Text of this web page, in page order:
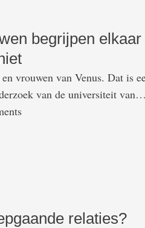
begrijpen elkaar
vrouwen van Venus. Dat is
van de universiteit van
in een relatie elkaar
relaties?